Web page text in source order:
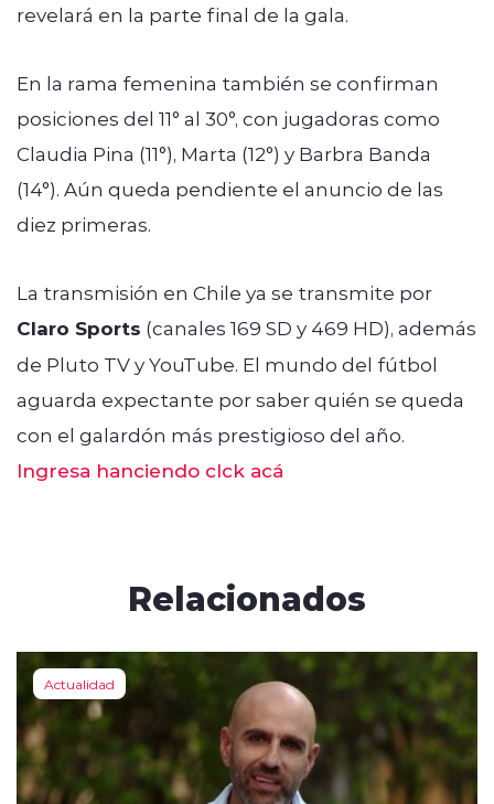
revelará en la parte final de la gala.
En la rama femenina también se confirman
posiciones del 11° al 30°, con jugadoras como
Claudia Pina (11°), Marta (12°) y Barbra Banda
(14°). Aún queda pendiente el anuncio de las
diez primeras.
La transmisión en Chile ya se transmite por
Claro Sports (canales 169 SD y 469 HD), además
de Pluto TV y YouTube. El mundo del fútbol
aguarda expectante por saber quién se queda
con el galardón más prestigioso del año.
Ingresa hanciendo clck acá
Relacionados
Actualidad